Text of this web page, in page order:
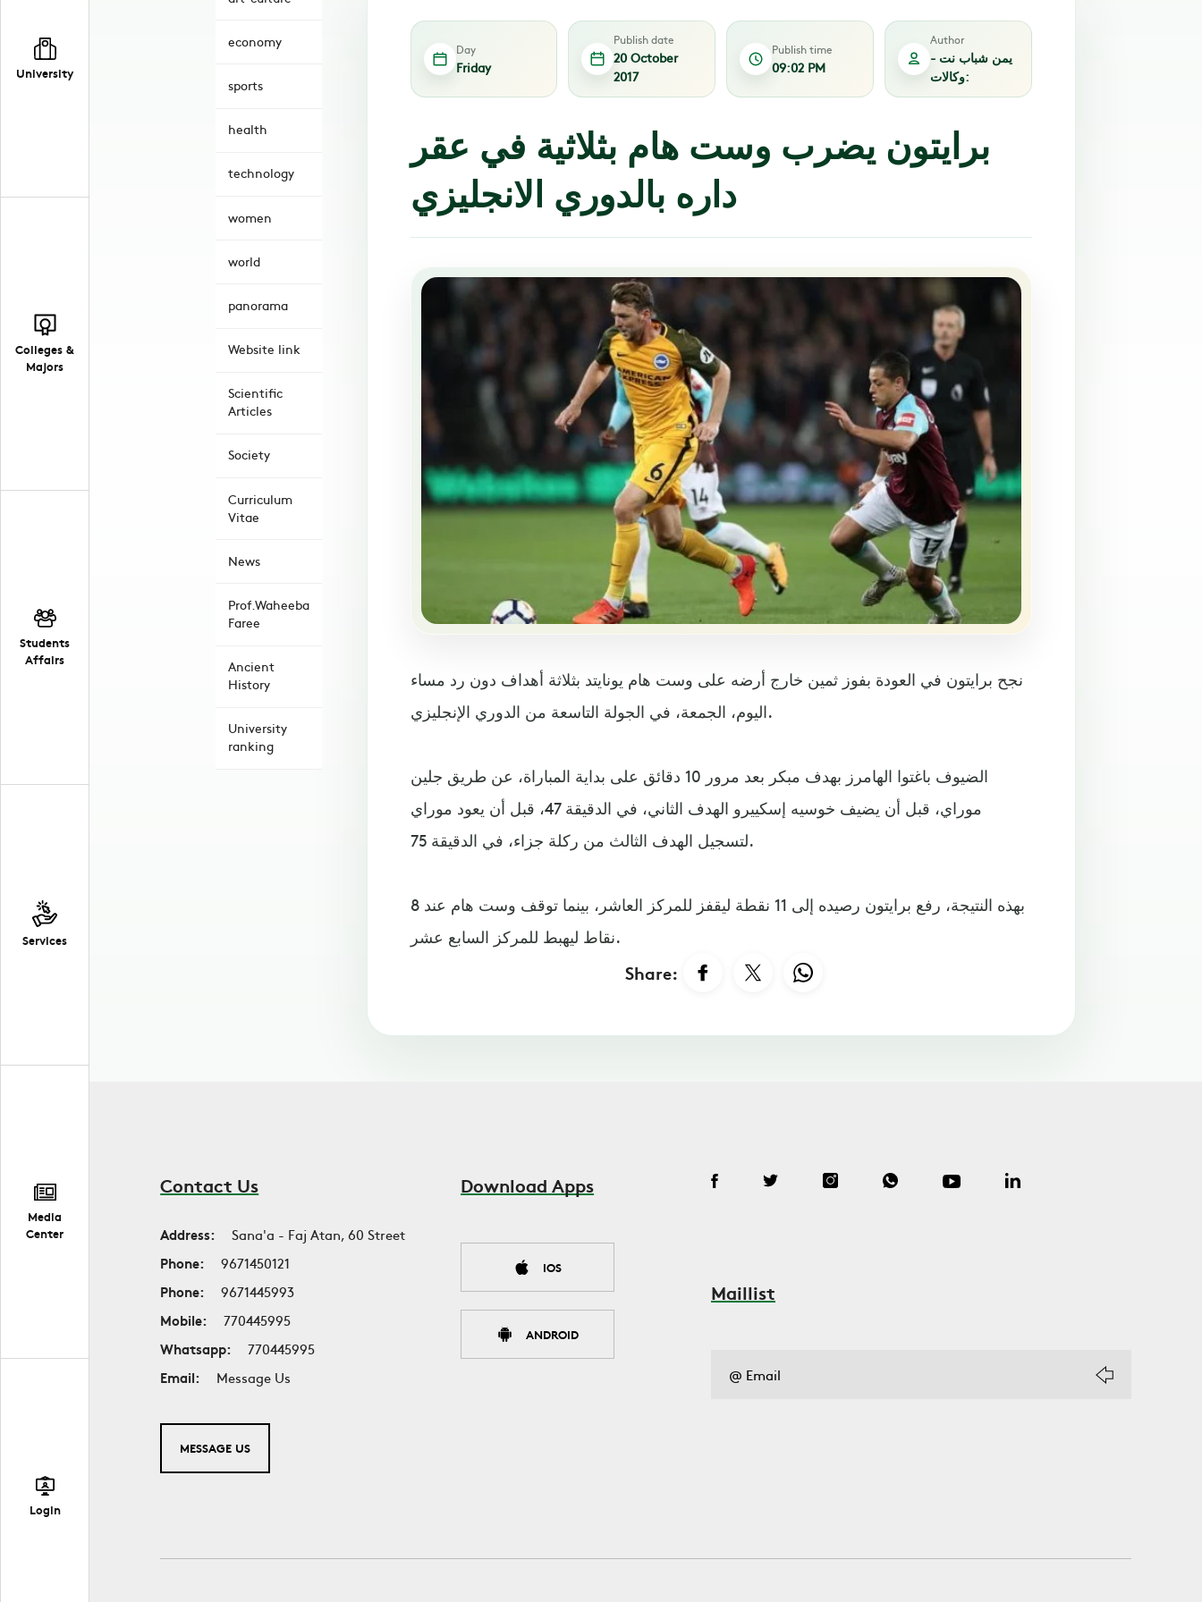
University
Colleges &
Majors
Students
Affairs
Services
Media
Center
Login
economy
sports
health
technology
women
world
panorama
Website link
Scientific
Articles
Society
Curriculum
Vitae
News
Prof.Waheeba
Faree
Ancient
History
University
ranking
Day
Friday
Publish date
20 October
2017
Publish time
09:02 PM
Author
يمن شباب نت -
وكالات:
برايتون يضرب وست هام بثلاثية في عقر
داره بالدوري الانجليزي
نجح برايتون في العودة بفوز ثمين خارج أرضه على وست هام يونايتد بثلاثة أهداف دون رد مساء
اليوم، الجمعة، في الجولة التاسعة من الدوري الإنجليزي.
الضيوف باغتوا الهامرز بهدف مبكر بعد مرور 10 دقائق على بداية المباراة، عن طريق جلين
موراي، قبل أن يضيف خوسيه إسكييرو الهدف الثاني، في الدقيقة 47، قبل أن يعود موراي
لتسجيل الهدف الثالث من ركلة جزاء، في الدقيقة 75.
بهذه النتيجة، رفع برايتون رصيده إلى 11 نقطة ليقفز للمركز العاشر، بينما توقف وست هام عند 8
نقاط ليهبط للمركز السابع عشر.
Share:
Contact Us
Address:
Sana'a - Faj Atan, 60 Street
Phone:
9671450121
Phone:
9671445993
Mobile:
770445995
Whatsapp:
770445995
Email:
Message Us
MESSAGE US
Download Apps
IOS
ANDROID
Maillist